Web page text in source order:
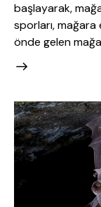
başlayarak,
sporları,
önde gelen